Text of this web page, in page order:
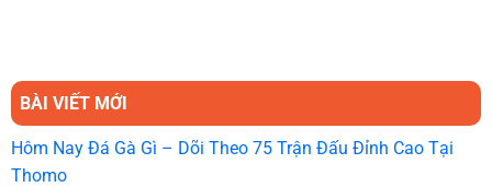
BÀI VIẾT MỚI
Hôm Nay Đá Gà Gì – Dõi Theo 75 Trận Đấu Đỉnh Cao Tại
Thomo